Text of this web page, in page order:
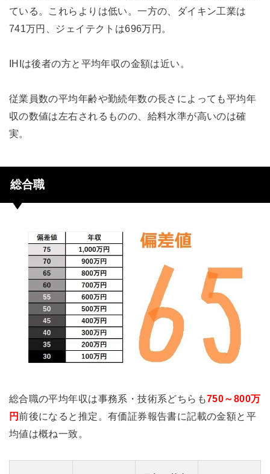
ている。これらよりは低い。一方の、ダイキン工業は
741万円、ジェイテクトは696万円。
IHIは後者の方と平均年収の金額は近い。
従業員数の平均年齢や勤続年数の長さによっても平均年
収の数値は左右されるものの、給料水準が高いのは確
実。
総合職
総合職の平均年収は事務系・技術系どちらも750～800万
円前後になると推定。有価証券報告書に記載の金額と平
均値は概ね一致。